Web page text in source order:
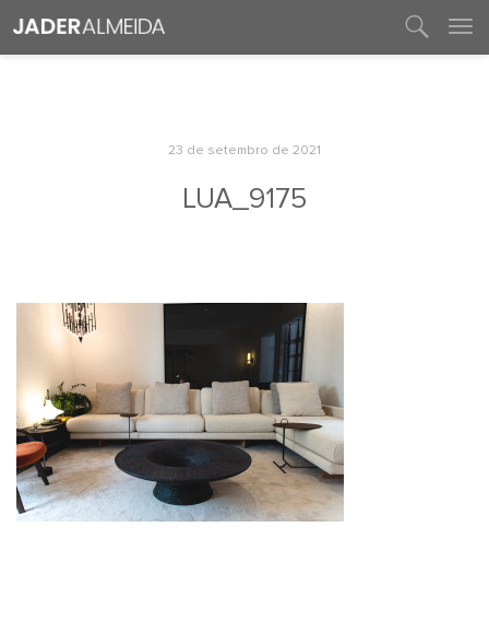
23 de setembro de 2021
LUA_9175